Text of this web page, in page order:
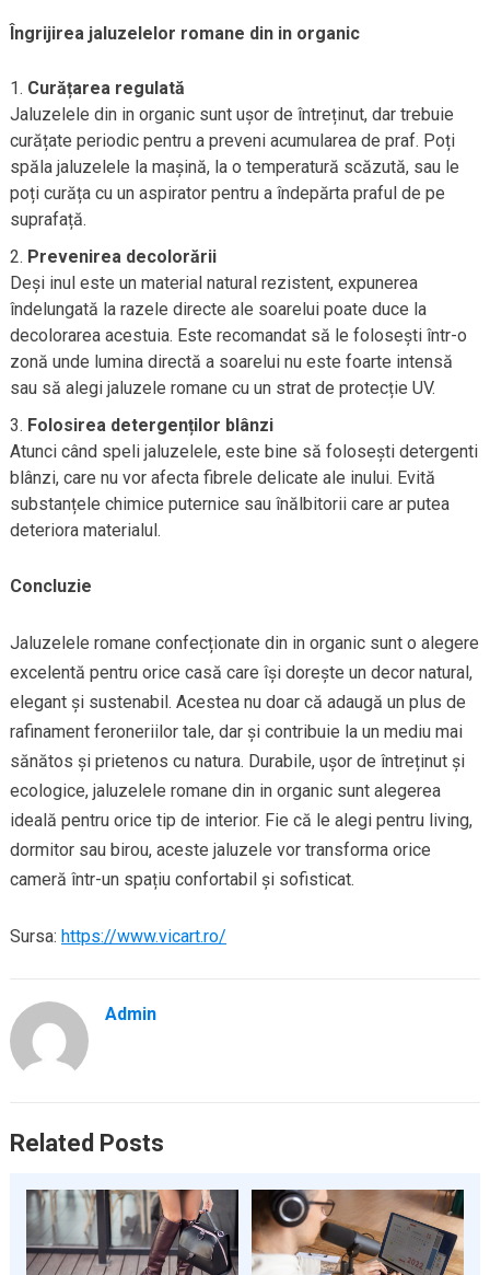
Îngrijirea jaluzelelor romane din in organic
Curățarea regulată
Jaluzelele din in organic sunt ușor de întreținut, dar trebuie
curățate periodic pentru a preveni acumularea de praf. Poți
spăla jaluzelele la mașină, la o temperatură scăzută, sau le
poți curăța cu un aspirator pentru a îndepărta praful de pe
suprafață.
Prevenirea decolorării
Deși inul este un material natural rezistent, expunerea
îndelungată la razele directe ale soarelui poate duce la
decolorarea acestuia. Este recomandat să le folosești într-o
zonă unde lumina directă a soarelui nu este foarte intensă
sau să alegi jaluzele romane cu un strat de protecție UV.
Folosirea detergenților blânzi
Atunci când speli jaluzelele, este bine să folosești detergenti
blânzi, care nu vor afecta fibrele delicate ale inului. Evită
substanțele chimice puternice sau înălbitorii care ar putea
deteriora materialul.
Concluzie
Jaluzelele romane confecționate din in organic sunt o alegere
excelentă pentru orice casă care își dorește un decor natural,
elegant și sustenabil. Acestea nu doar că adaugă un plus de
rafinament feroneriilor tale, dar și contribuie la un mediu mai
sănătos și prietenos cu natura. Durabile, ușor de întreținut și
ecologice, jaluzelele romane din in organic sunt alegerea
ideală pentru orice tip de interior. Fie că le alegi pentru living,
dormitor sau birou, aceste jaluzele vor transforma orice
cameră într-un spațiu confortabil și sofisticat.
Sursa: https://www.vicart.ro/
Admin
Related Posts